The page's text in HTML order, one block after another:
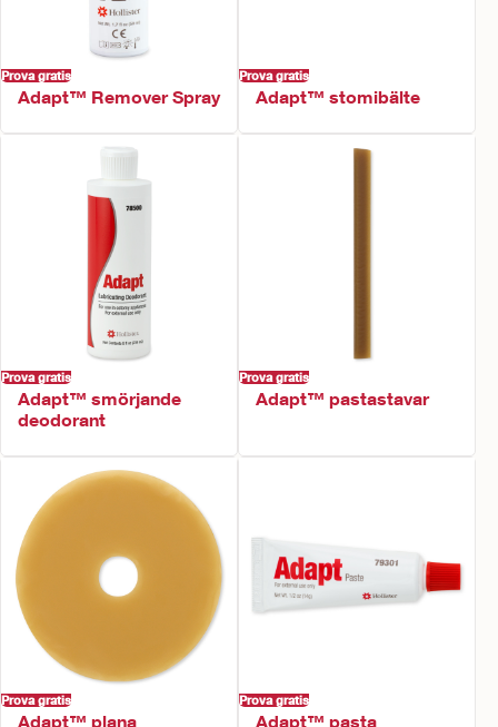
Prova gratis
Adapt™ Remover Spray
Prova gratis
Adapt™ stomibälte
Prova gratis
Adapt™ smörjande
deodorant
Prova gratis
Adapt™ pastastavar
Prova gratis
Adapt™ plana
Prova gratis
Adapt™ pasta